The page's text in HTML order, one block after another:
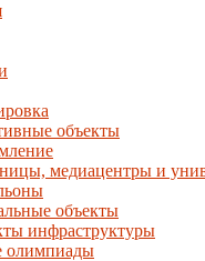
объекты
медиацентры и
объекты
инфраструктуры
олимпиады